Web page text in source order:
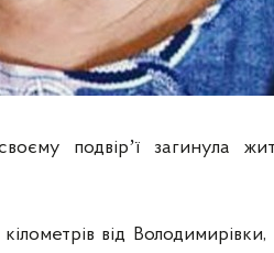
подвірʼї загинула
від